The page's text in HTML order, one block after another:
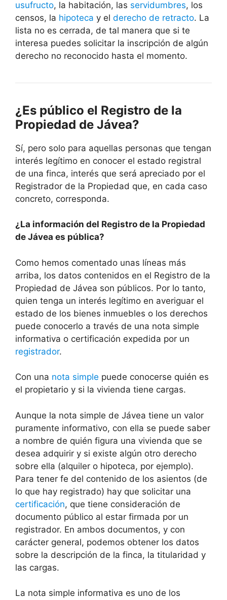
usufructo, la habitación, las servidumbres, los
censos, la hipoteca y el derecho de retracto. La
lista no es cerrada, de tal manera que si te
interesa puedes solicitar la inscripción de algún
derecho no reconocido hasta el momento.
¿Es público el Registro de la
Propiedad de Jávea?
Sí, pero solo para aquellas personas que tengan
interés legítimo en conocer el estado registral
de una finca, interés que será apreciado por el
Registrador de la Propiedad que, en cada caso
concreto, corresponda.
¿La información del Registro de la Propiedad
de Jávea es pública?
Como hemos comentado unas líneas más
arriba, los datos contenidos en el Registro de la
Propiedad de Jávea son públicos. Por lo tanto,
quien tenga un interés legítimo en averiguar el
estado de los bienes inmuebles o los derechos
puede conocerlo a través de una nota simple
informativa o certificación expedida por un
registrador.
Con una nota simple puede conocerse quién es
el propietario y si la vivienda tiene cargas.
Aunque la nota simple de Jávea tiene un valor
puramente informativo, con ella se puede saber
a nombre de quién figura una vivienda que se
desea adquirir y si existe algún otro derecho
sobre ella (alquiler o hipoteca, por ejemplo).
Para tener fe del contenido de los asientos (de
lo que hay registrado) hay que solicitar una
certificación, que tiene consideración de
documento público al estar firmada por un
registrador. En ambos documentos, y con
carácter general, podemos obtener los datos
sobre la descripción de la finca, la titularidad y
las cargas.
La nota simple informativa es uno de los